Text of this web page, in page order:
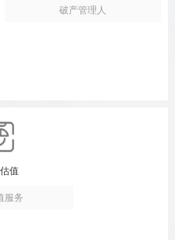
破产管理人
值
服务